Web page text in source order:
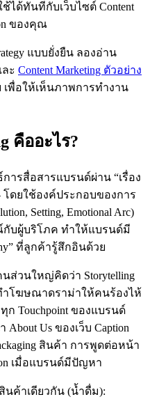
ด้ทันทีกับเว็บไซต์ Content
ของคุณ
แบบยั่งยืน ลองอ่าน
ละ Content Marketing ตัวอย่าง
พื่อให้เห็นภาพการทำงาน
คืออะไร?
ารสื่อสารแบรนด์ผ่าน “เรื่อง
ดยใช้องค์ประกอบของการ
Setting, Emotional Arc)
กับผู้บริโภค ทำให้แบรนด์มี
ที่ลูกค้ารู้สึกอินด้วย
ส่วนใหญ่คิดว่า Storytelling
ำโฆษณาดราม่าให้คนร้องไห้
ก Touchpoint ของแบรนด์
Us ของเว็บ Caption
สินค้า การพูดต่อหน้า
เมื่อแบรนด์มีปัญหา
นค้าเดียวกัน (น้ำดื่ม):